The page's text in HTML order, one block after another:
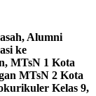
Alumni
ke
MTsN 1 Kota
MTsN 2 Kota
Kelas 9,